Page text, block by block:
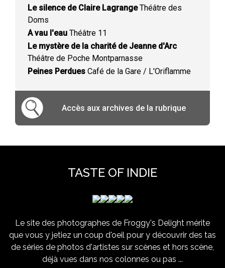
Le silence de Claire LagrangeThéâtre des
Doms
A vau l'eau Théâtre 11
Le mystère de la charité de Jeanne d'Arc
Théâtre de Poche Montparnasse
Peines Perdues Café de la Gare / L'Oriflamme
Accès aux archives de la rubrique
TASTE OF INDIE
Le site des photographes de Froggy's Delight mérite
que vous y jetiez un coup d'oeil pour y découvrir des tas
de séries de photos d'artistes sur scènes et hors scène,
déjà vues dans nos colonnes ou pas ...